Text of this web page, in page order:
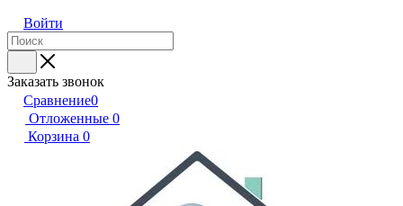
Войти
Заказать звонок
Сравнение0
Отложенные 0
Корзина 0